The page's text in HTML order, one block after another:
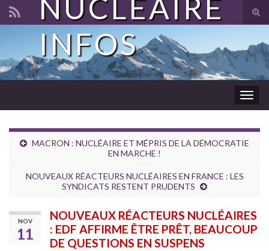
Search for:
NUCLÉAIRE
INFOS
MACRON : NUCLÉAIRE ET MÉPRIS DE LA DÉMOCRATIE
EN MARCHE !
NOUVEAUX RÉACTEURS NUCLÉAIRES EN FRANCE : LES
SYNDICATS RESTENT PRUDENTS
NOV
11
NOUVEAUX RÉACTEURS NUCLÉAIRES
: EDF AFFIRME ÊTRE PRÊT, BEAUCOUP
DE QUESTIONS EN SUSPENS